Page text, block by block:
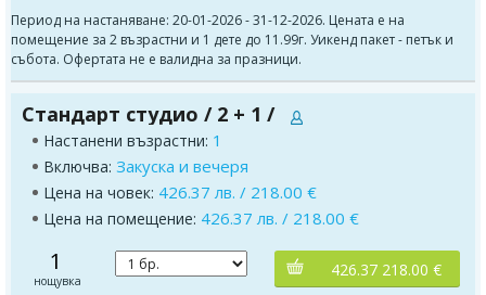
Период на настаняване: 20-01-2026 - 31-12-2026. Цената е на
помещение за 2 възрастни и 1 дете до 11.99г. Уикенд пакет - петък и
събота. Офертата не е валидна за празници.
Стандарт студио / 2 + 1 /
Настанени възрастни: 1
Включва: Закуска и вечеря
Цена на човек: 426.37 лв. / 218.00 €
Цена на помещение: 426.37 лв. / 218.00 €
1
нощувка
426.37 218.00 €